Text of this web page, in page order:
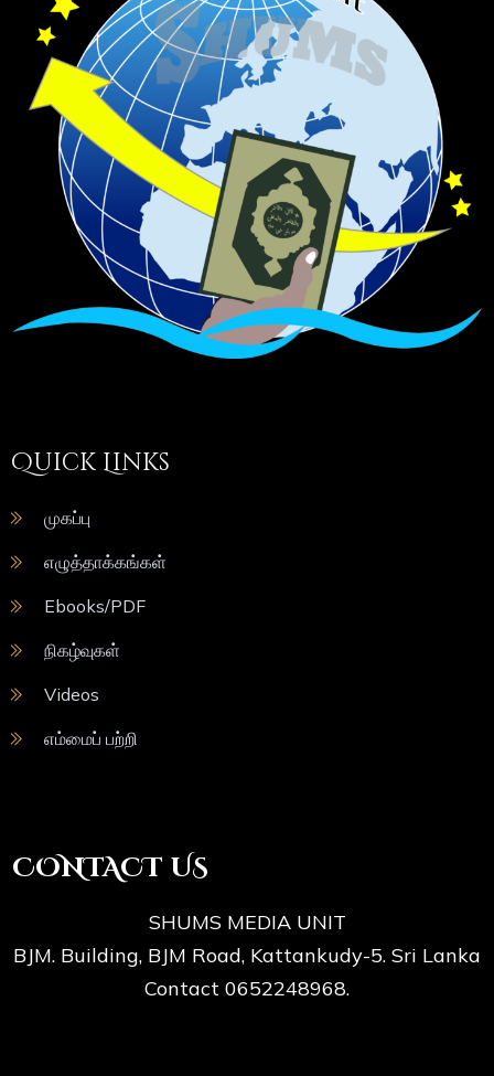
Quick Links
முகப்பு
எழுத்தாக்கங்கள்
Ebooks/PDF
நிகழ்வுகள்
Videos
எம்மைப் பற்றி
CONTACT US
SHUMS MEDIA UNIT
BJM. Building, BJM Road, Kattankudy-5. Sri Lanka
Contact 0652248968.